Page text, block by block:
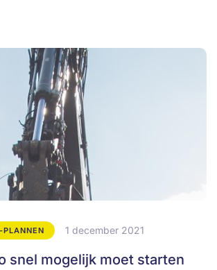
1 december 2021
snel mogelijk moet starten